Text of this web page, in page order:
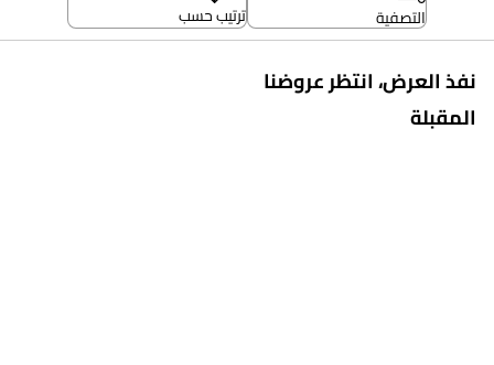
التصفية ترتيب حسب
نفذ العرض، انتظر عروضنا
المقبلة